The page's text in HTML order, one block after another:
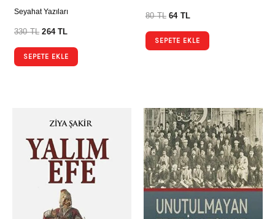
Seyahat Yazıları
330TL 264TL
SEPETE EKLE
80TL 64 TL
SEPETE EKLE